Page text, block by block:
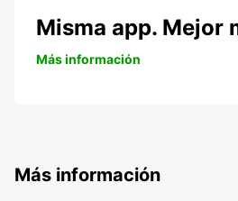
Misma app. Mejor
Más información
Más información